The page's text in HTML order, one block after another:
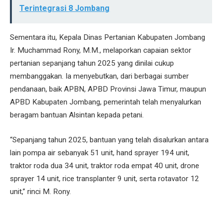
Terintegrasi 8 Jombang
Sementara itu, Kepala Dinas Pertanian Kabupaten Jombang
Ir. Muchammad Rony, M.M., melaporkan capaian sektor
pertanian sepanjang tahun 2025 yang dinilai cukup
membanggakan. Ia menyebutkan, dari berbagai sumber
pendanaan, baik APBN, APBD Provinsi Jawa Timur, maupun
APBD Kabupaten Jombang, pemerintah telah menyalurkan
beragam bantuan Alsintan kepada petani.
“Sepanjang tahun 2025, bantuan yang telah disalurkan antara
lain pompa air sebanyak 51 unit, hand sprayer 194 unit,
traktor roda dua 34 unit, traktor roda empat 40 unit, drone
sprayer 14 unit, rice transplanter 9 unit, serta rotavator 12
unit,” rinci M. Rony.